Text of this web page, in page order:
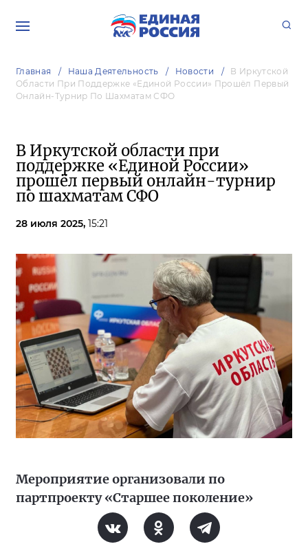
Главная Наша Деятельность Новости
В Иркутской
Области При Поддержке «Единой России» Прошёл Первый
Онлайн-Турнир По Шахматам СФО
В Иркутской области при
поддержке «Единой России»
прошёл первый онлайн-турнир
по шахматам СФО
28 июля 2025, 15:21
Мероприятие организовали по
партпроекту «Старшее поколение»